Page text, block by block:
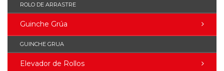
ROLO DE ARRASTRE
Guinche Grúa
GUINCHE GRUA
Elevador de Rollos